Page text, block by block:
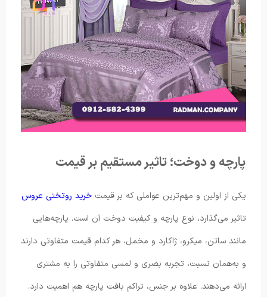
پارچه و دوخت؛ تاثیر مستقیم بر قیمت
یکی از اولین و مهم‌ترین عواملی که بر قیمت خرید روتختی عروس
تاثیر می‌گذارد، نوع پارچه و کیفیت دوخت آن است. پارچه‌هایی
مانند ساتن، میکرو، ژاکارد و مخمل، هر کدام قیمت متفاوتی دارند
و به‌همان نسبت، تجربه بصری و لمسی متفاوتی را به مشتری
ارائه می‌دهند. علاوه بر جنس، تراکم بافت پارچه هم اهمیت دارد.